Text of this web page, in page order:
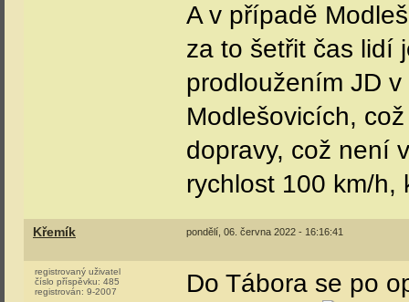
A v případě
za to šetřit čas lidí
prodloužením JD
Modlešovicích,
dopravy, což není
rychlost 100 km/h,
Křemík pondělí, 06. června 2022 - 16:16:41
registrovaný uživatel
číslo příspěvku: 485
registrován: 9-2007
Do Tábora se po